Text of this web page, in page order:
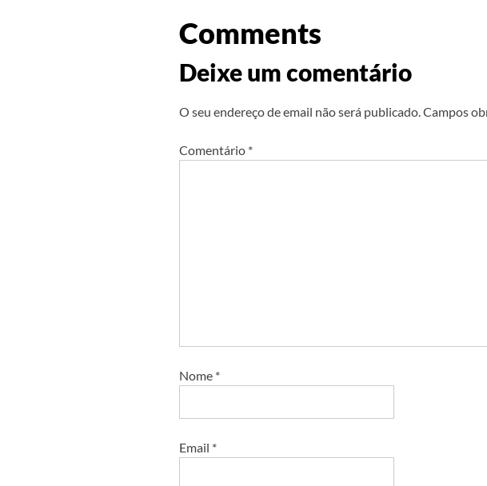
Comments
Deixe um comentário
O seu endereço de email não será publicado.Campos
Comentário *
Nome *
Email *